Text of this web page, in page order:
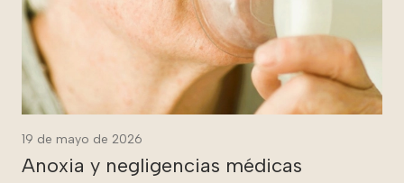
19 de mayo de 2026
Anoxia y negligencias médicas